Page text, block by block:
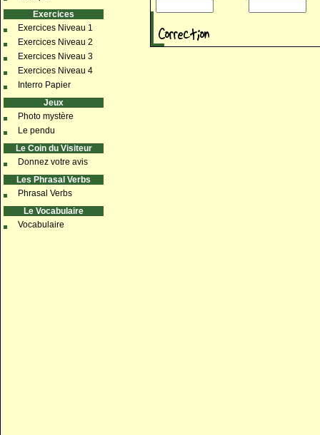
Exercices
Exercices Niveau 1
Exercices Niveau 2
Exercices Niveau 3
Exercices Niveau 4
Interro Papier
Jeux
Photo mystère
Le pendu
Le Coin du Visiteur
Donnez votre avis
Les Phrasal Verbs
Phrasal Verbs
Le Vocabulaire
Vocabulaire